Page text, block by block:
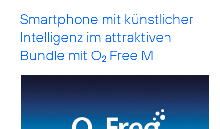
Smartphone mit künstlicher
Intelligenz im attraktiven
Bundle mit O2 Free M